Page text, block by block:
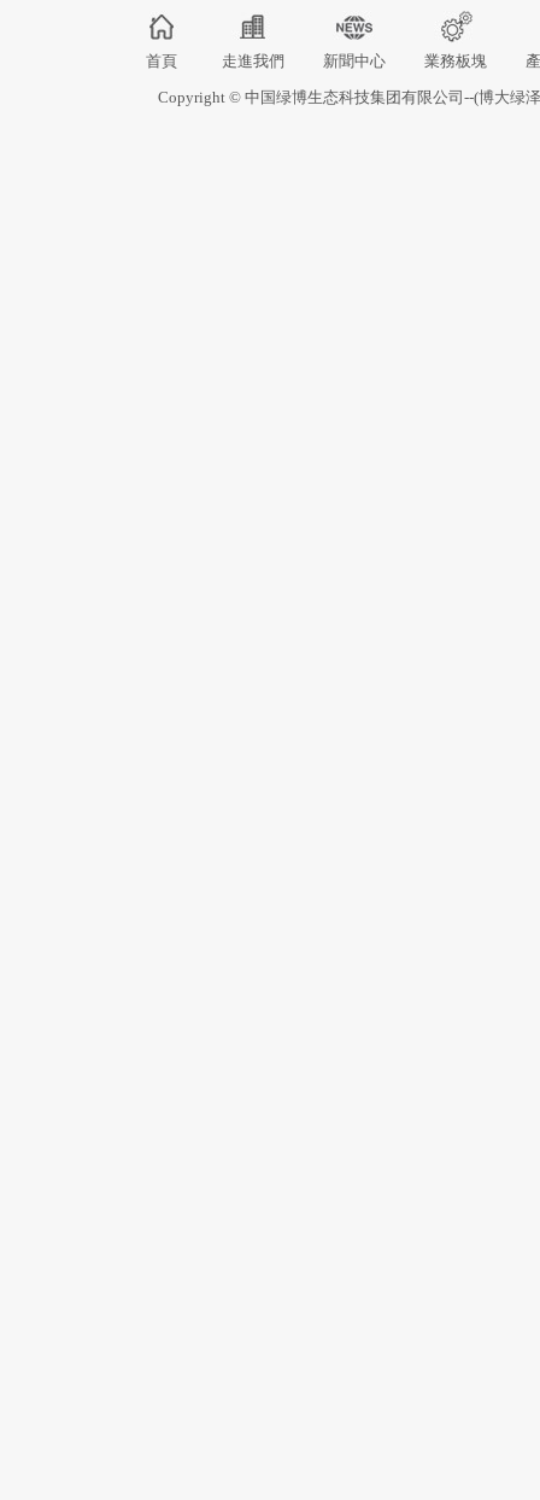
首頁 走進我們 新聞中心 業務板塊
Copyright © 中国绿博生态科技集团有限公司--(博大